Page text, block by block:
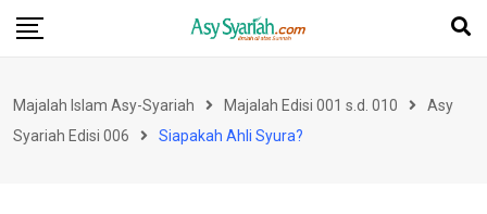
Skip
Majalah Islam Asy-Syariah Majalah Edisi 001 s.d. 010
Asy
Syariah Edisi 006
Siapakah Ahli Syura?